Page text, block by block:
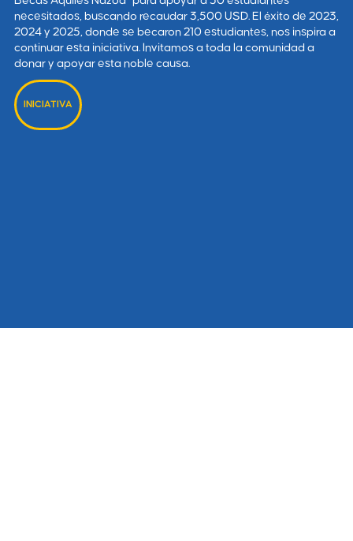
necesitados, buscando recaudar 3,500 USD. El éxito de 2023,
2024 y 2025, donde se becaron 210 estudiantes, nos inspira a
continuar esta iniciativa. Invitamos a toda la comunidad a
donar y apoyar esta noble causa.
INICIATIVA